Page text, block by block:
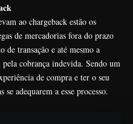
ao chargeback estão os
de mercadorias fora do prazo
de transação e até mesmo a
cobrança indevida. Sendo um
de compra e ter o seu
se adequarem a esse processo.